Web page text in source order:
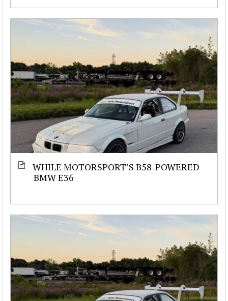
WHILE MOTORSPORT’S B58-POWERED
BMW E36